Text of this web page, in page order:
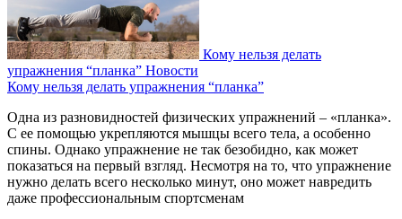
Кому нельзя делать
упражнения “планка” Новости
Кому нельзя делать упражнения “планка”
Одна из разновидностей физических упражнений – «планка».
С ее помощью укрепляются мышцы всего тела, а особенно
спины. Однако упражнение не так безобидно, как может
показаться на первый взгляд. Несмотря на то, что упражнение
нужно делать всего несколько минут, оно может навредить
даже профессиональным спортсменам